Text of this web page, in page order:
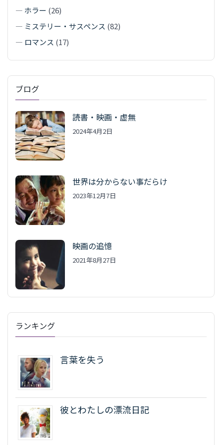
— ホラー (26)
— ミステリー・サスペンス (82)
— ロマンス (17)
ブログ
読書・映画・虚無
2024年4月2日
世界は分からない事だらけ
2023年12月7日
映画の追憶
2021年8月27日
ランキング
言葉を失う
彼とわたしの漂流日記